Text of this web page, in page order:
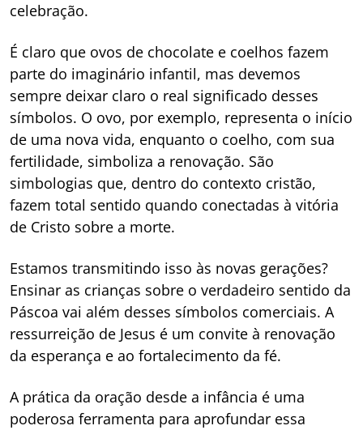
celebração.
É claro que ovos de chocolate e coelhos fazem
parte do imaginário infantil, mas devemos
sempre deixar claro o real significado desses
símbolos. O ovo, por exemplo, representa o início
de uma nova vida, enquanto o coelho, com sua
fertilidade, simboliza a renovação. São
simbologias que, dentro do contexto cristão,
fazem total sentido quando conectadas à vitória
de Cristo sobre a morte.
Estamos transmitindo isso às novas gerações?
Ensinar as crianças sobre o verdadeiro sentido da
Páscoa vai além desses símbolos comerciais. A
ressurreição de Jesus é um convite à renovação
da esperança e ao fortalecimento da fé.
A prática da oração desde a infância é uma
poderosa ferramenta para aprofundar essa